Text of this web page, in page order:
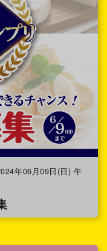
年06月09日(日) 午